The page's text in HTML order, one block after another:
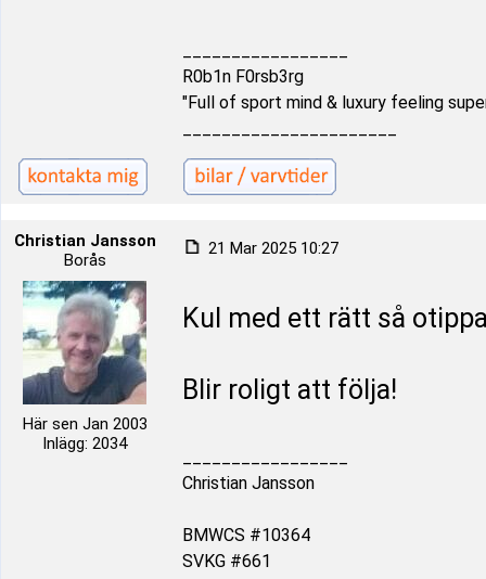
R0b1n F0rsb3rg
"Full of sport mind & luxury feeling
Christian Jansson
Borås
Här sen Jan 2003
Inlägg: 2034
21 Mar 2025 10:27
Kul med ett rätt så
Blir roligt att följa!
Christian Jansson
BMWCS #10364
SVKG #661